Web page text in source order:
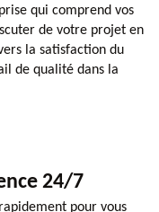
qui comprend vos
de votre projet en
la satisfaction du
de qualité dans la
24/7
pour vous